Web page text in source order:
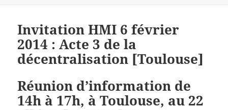
Invitation HMI 6 février
2014 : Acte 3 de la
décentralisation [Toulouse]
Réunion d’information de
14h à 17h, à Toulouse, au 22